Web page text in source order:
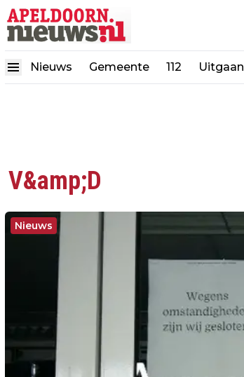
Nieuws Gemeente 112 Uitgaan
V&amp;D
Nieuws